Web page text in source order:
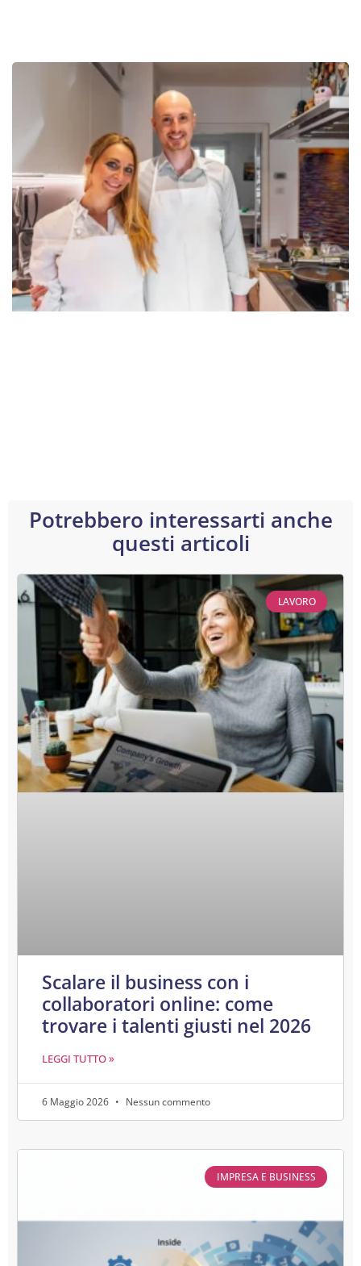
Potrebbero interessarti anche
questi articoli
LAVORO
Scalare il business con i
collaboratori online: come
trovare i talenti giusti nel 2026
LEGGI TUTTO »
6 Maggio 2026 Nessun commento
IMPRESA E BUSINESS